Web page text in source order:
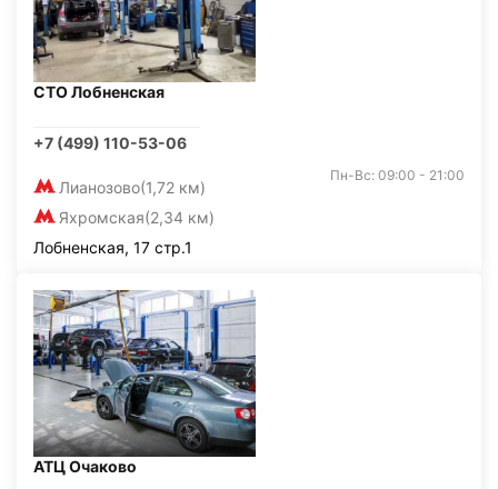
СТО Лобненская
+7 (499) 110-53-06
Лианозово(1,72 км)
Яхромская(2,34 км)
Пн-Вс: 09:00 - 21:00
Лобненская, 17 стр.1
АТЦ Очаково